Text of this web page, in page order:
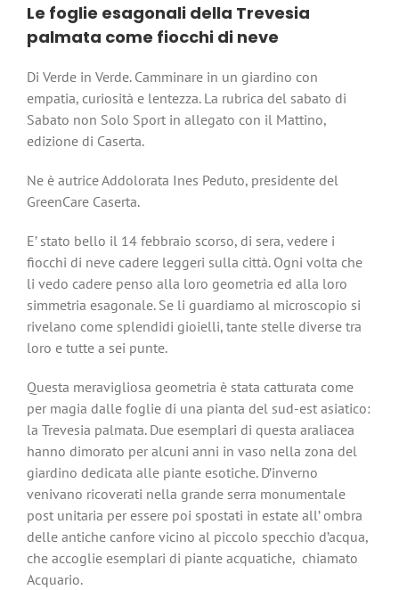
Le foglie esagonali della Trevesia
palmata come fiocchi di neve
Di Verde in Verde. Camminare in un giardino con
empatia, curiosità e lentezza. La rubrica del sabato di
Sabato non Solo Sport in allegato con il Mattino,
edizione di Caserta.
Ne è autrice Addolorata Ines Peduto, presidente del
GreenCare Caserta.
E’ stato bello il 14 febbraio scorso, di sera, vedere i
fiocchi di neve cadere leggeri sulla città. Ogni volta che
li vedo cadere penso alla loro geometria ed alla loro
simmetria esagonale. Se li guardiamo al microscopio si
rivelano come splendidi gioielli, tante stelle diverse tra
loro e tutte a sei punte.
Questa meravigliosa geometria è stata catturata come
per magia dalle foglie di una pianta del sud-est asiatico:
la Trevesia palmata. Due esemplari di questa araliacea
hanno dimorato per alcuni anni in vaso nella zona del
giardino dedicata alle piante esotiche. D’inverno
venivano ricoverati nella grande serra monumentale
post unitaria per essere poi spostati in estate all’ ombra
delle antiche canfore vicino al piccolo specchio d’acqua,
che accoglie esemplari di piante acquatiche, chiamato
Acquario.